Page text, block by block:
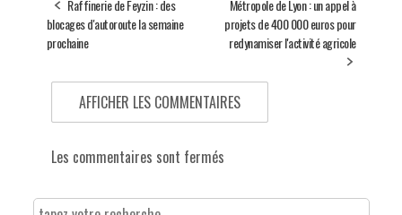
Raffinerie de Feyzin : des
blocages d'autoroute la semaine
prochaine
Métropole de Lyon : un appel à
projets de 400 000 euros pour
redynamiser l'activité agricole
AFFICHER LES COMMENTAIRES
Les commentaires sont fermés